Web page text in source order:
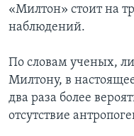
«Милтон» стоит на
наблюдений.
По словам ученых,
Милтону, в
два раза более
отсутствие